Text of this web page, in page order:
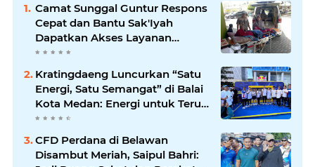
Camat Sunggal Guntur Respons
Cepat dan Bantu Sak'Iyah
Dapatkan Akses Layanan
Kesehatan
Kratingdaeng Luncurkan “Satu
Energi, Satu Semangat” di Balai
Kota Medan: Energi untuk Terus
Bergerak Maju
CFD Perdana di Belawan
Disambut Meriah, Saipul Bahri: